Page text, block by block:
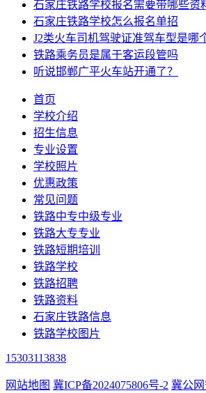
石家庄铁路学校报名需要带哪些资
石家庄铁路学校怎么报名单招
J2类火车司机驾驶证准驾车型是哪
铁路乘务员是属于客运段管吗
听说邯郸广平火车站开通了？
首页
学校介绍
招生信息
专业设置
学校照片
优惠政策
常见问题
铁路中专中级专业
铁路大专专业
铁路短期培训
铁路学校
铁路招聘
铁路资料
石家庄铁路信息
铁路学校图片
15303113838
网站地图 冀ICP备2024075806号-2 冀公网